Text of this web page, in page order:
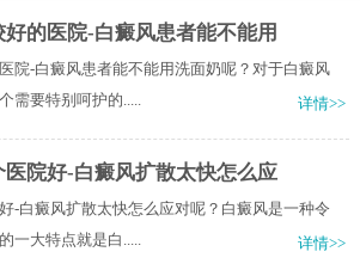
的医院-白癜风患者能不能用
院-白癜风患者能不能用洗面奶呢？对于白癜风
需要特别呵护的.....
详情>>
医院好-白癜风扩散太快怎么应
-白癜风扩散太快怎么应对呢？白癜风是一种令
一大特点就是白.....
详情>>